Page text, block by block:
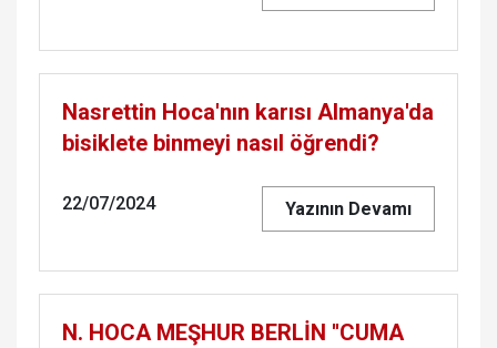
Nasrettin Hoca'nın karısı Almanya'da
bisiklete binmeyi nasıl öğrendi?
22/07/2024 Yazının Devamı
N. HOCA MEŞHUR BERLİN ''CUMA